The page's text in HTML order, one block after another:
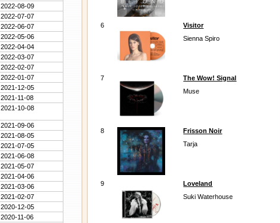
2022-08-09
2022-07-07
2022-06-07
2022-05-06
2022-04-04
2022-03-07
2022-02-07
2022-01-07
2021-12-05
2021-11-08
2021-10-08
2021-09-06
2021-08-05
2021-07-05
2021-06-08
2021-05-07
2021-04-06
2021-03-06
2021-02-07
2020-12-05
2020-11-06
6
Visitor
Sienna Spiro
7
The Wow! Signal
Muse
8
Frisson Noir
Tarja
9
Loveland
Suki Waterhouse